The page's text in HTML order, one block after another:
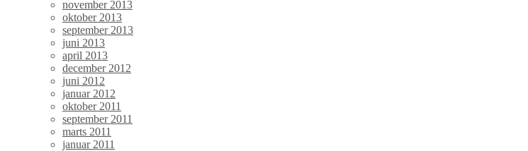
november 2013
oktober 2013
september 2013
juni 2013
april 2013
december 2012
juni 2012
januar 2012
oktober 2011
september 2011
marts 2011
januar 2011